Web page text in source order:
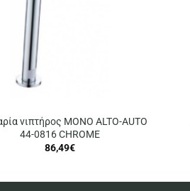
νιπτήρος MONO ALTO-AUTO
44-0816 CHROME
86,49€